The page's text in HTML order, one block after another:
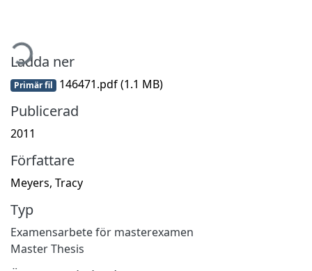
Ladda ner
Primär fil 146471.pdf(1.1 MB)
Publicerad
2011
Författare
Meyers, Tracy
Typ
Examensarbete för masterexamen
Master Thesis